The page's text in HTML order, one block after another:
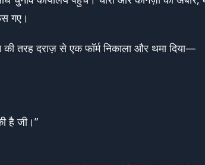
गए।
की तरह दराज़ से एक फॉर्म निकाला और थमा दिया—
है जी।”